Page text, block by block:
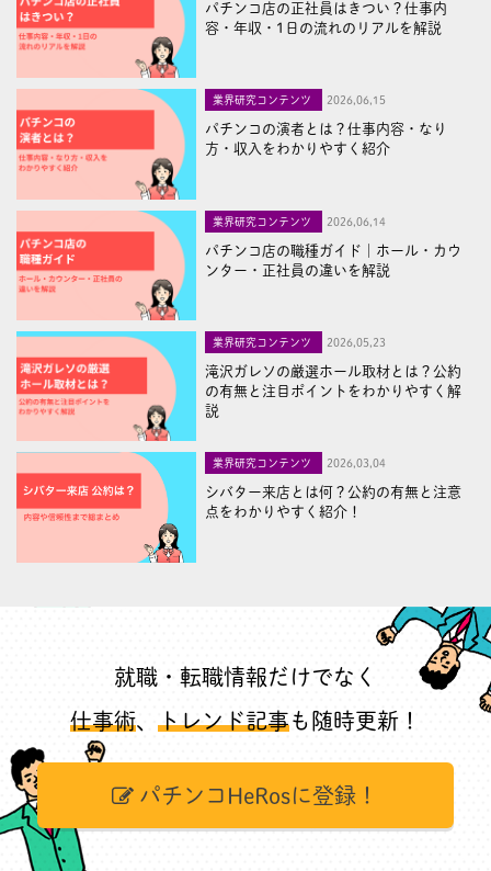
パチンコ店の正社員はきつい？仕事内
容・年収・1日の流れのリアルを解説
業界研究コンテンツ 2026,06,15
パチンコの演者とは？仕事内容・なり
方・収入をわかりやすく紹介
業界研究コンテンツ 2026,06,14
パチンコ店の職種ガイド｜ホール・カウ
ンター・正社員の違いを解説
業界研究コンテンツ 2026,05,23
滝沢ガレソの厳選ホール取材とは？公約
の有無と注目ポイントをわかりやすく解
説
業界研究コンテンツ 2026,03,04
シバター来店とは何？公約の有無と注意
点をわかりやすく紹介！
就職・転職情報だけでなく
仕事術、 トレンド記事も随時更新！
パチンコHeRosに登録！